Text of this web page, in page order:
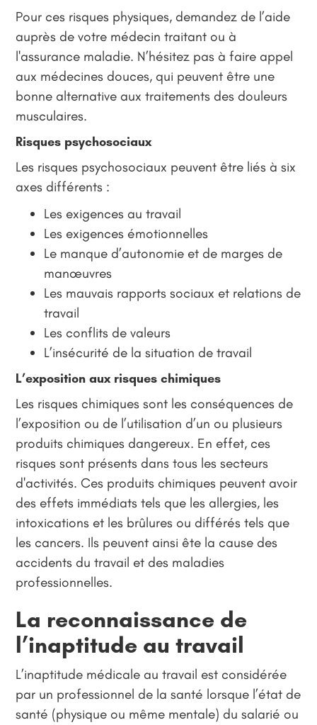
Pour ces risques physiques, demandez de l’aide
auprès de votre médecin traitant ou à
l'assurance maladie. N’hésitez pas à faire appel
aux médecines douces, qui peuvent être une
bonne alternative aux traitements des douleurs
musculaires.
Risques psychosociaux
Les risques psychosociaux peuvent être liés à six
axes différents :
Les exigences au travail
Les exigences émotionnelles
Le manque d’autonomie et de marges de
manœuvres
Les mauvais rapports sociaux et relations de
travail
Les conflits de valeurs
L’insécurité de la situation de travail
L’exposition aux risques chimiques
Les risques chimiques sont les conséquences de
l’exposition ou de l’utilisation d’un ou plusieurs
produits chimiques dangereux. En effet, ces
risques sont présents dans tous les secteurs
d'activités. Ces produits chimiques peuvent avoir
des effets immédiats tels que les allergies, les
intoxications et les brûlures ou différés tels que
les cancers. Ils peuvent ainsi ête la cause des
accidents du travail et des maladies
professionnelles.
La reconnaissance de
l’inaptitude au travail
L’inaptitude médicale au travail est considérée
par un professionnel de la santé lorsque l’état de
santé (physique ou même mentale) du salarié ou